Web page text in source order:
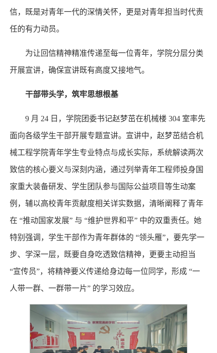
信，既是对青年一代的深情关怀，更是对青年担当时代责
任的有力动员。
为让回信精神精准传递至每一位青年，学院分层分类
开展宣讲，确保宣讲既有高度又接地气。
干部带头学，筑牢思想根基
9 月 24 日，学院团委书记赵梦茁在机械楼 304 室率先
面向各级学生干部开展专题宣讲。宣讲中，赵梦茁结合机
械工程学院青年学生专业特点与成长实际，系统解读两次
致信的核心要义与深刻内涵，通过列举青年工程师投身国
家重大装备研发、学生团队参与国际公益项目等生动案
例，辅以高校青年贡献度相关详实数据，清晰阐释了青年
在 “推动国家发展” 与 “维护世界和平” 中的双重责任。她
特别强调，学生干部作为青年群体的 “领头雁”，要先学一
步、学深一层，既要自身吃透致信精神，更要主动担当
“宣传员”，将精神要义传递给身边每一位同学，形成 “一
人带一群、一群带一片” 的学习效应。